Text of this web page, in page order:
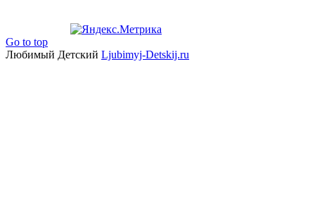
Go to top
Любимый Детский Ljubimyj-Detskij.ru